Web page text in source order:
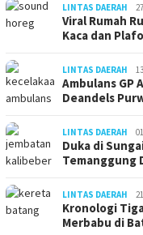
LINTAS DAERAH
Viral Rumah
Kaca dan
LINTAS DAERAH
Ambulans GP
Deandels
LINTAS DAERAH
Duka di
Temanggung
LINTAS DAERAH
Kronologi
Merbabu di